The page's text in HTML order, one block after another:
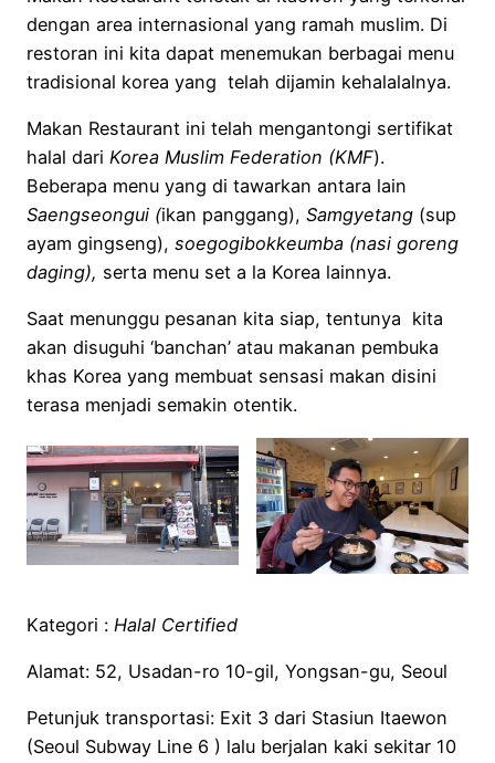
dengan area internasional yang ramah muslim. Di
restoran ini kita dapat menemukan berbagai menu
tradisional korea yang telah dijamin kehalalalnya.
Makan Restaurant ini telah mengantongi sertifikat
halal dari Korea Muslim Federation (KMF).
Beberapa menu yang di tawarkan antara lain
Saengseongui (ikan panggang), Samgyetang (sup
ayam gingseng), soegogibokkeumba (nasi goreng
daging), serta menu set a la Korea lainnya.
Saat menunggu pesanan kita siap, tentunya kita
akan disuguhi ‘banchan’ atau makanan pembuka
khas Korea yang membuat sensasi makan disini
terasa menjadi semakin otentik.
Kategori : Halal Certified
Alamat: 52, Usadan-ro 10-gil, Yongsan-gu, Seoul
Petunjuk transportasi: Exit 3 dari Stasiun Itaewon
(Seoul Subway Line 6 ) lalu berjalan kaki sekitar 10